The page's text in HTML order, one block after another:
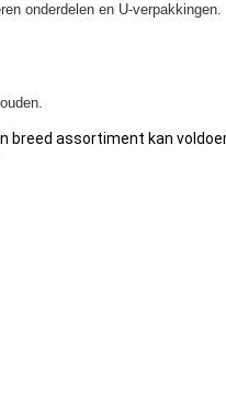
onderdelen en U-verpakkingen.
breed assortiment kan